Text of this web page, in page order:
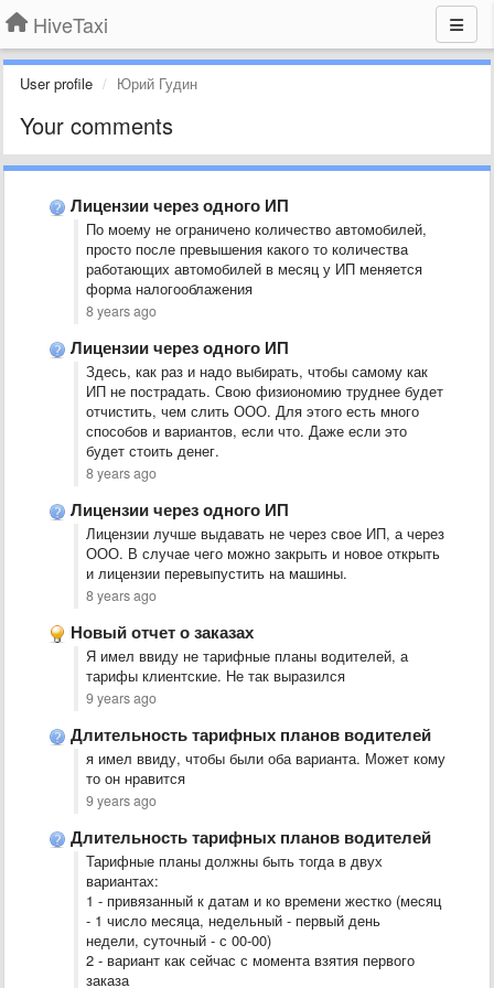
HiveTaxi
User profile Юрий Гудин
Your comments
Лицензии через одного ИП
По моему не ограничено количество автомобилей,
просто после превышения какого то количества
работающих автомобилей в месяц у ИП меняется
форма налогооблажения
8 years ago
Лицензии через одного ИП
Здесь, как раз и надо выбирать, чтобы самому как
ИП не пострадать. Свою физиономию труднее будет
отчистить, чем слить ООО. Для этого есть много
способов и вариантов, если что. Даже если это
будет стоить денег.
8 years ago
Лицензии через одного ИП
Лицензии лучше выдавать не через свое ИП, а через
ООО. В случае чего можно закрыть и новое открыть
и лицензии перевыпустить на машины.
8 years ago
Новый отчет о заказах
Я имел ввиду не тарифные планы водителей, а
тарифы клиентские. Не так выразился
9 years ago
Длительность тарифных планов водителей
я имел ввиду, чтобы были оба варианта. Может кому
то он нравится
9 years ago
Длительность тарифных планов водителей
Тарифные планы должны быть тогда в двух
вариантах:
1 - привязанный к датам и ко времени жестко (месяц
- 1 число месяца, недельный - первый день
недели, суточный - с 00-00)
2 - вариант как сейчас с момента взятия первого
заказа